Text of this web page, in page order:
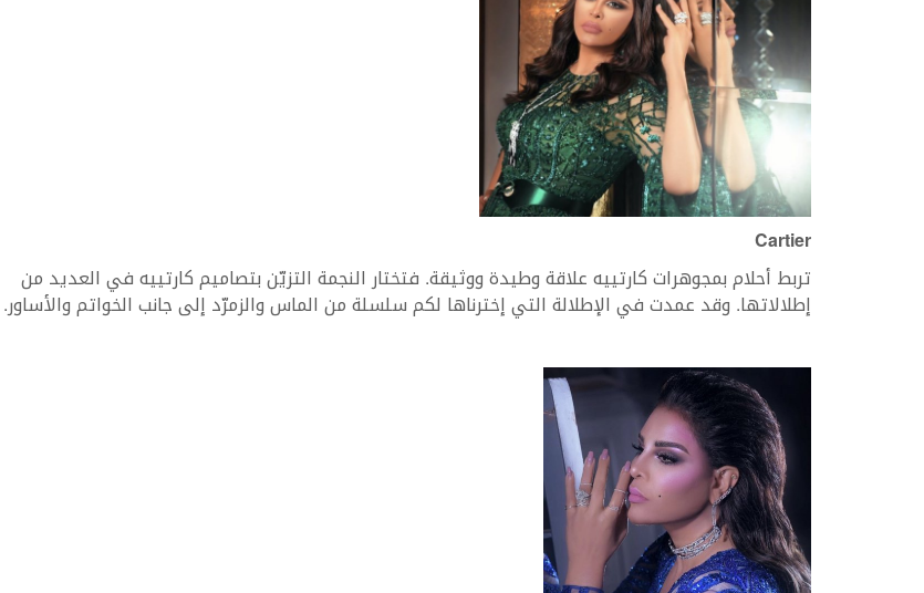
Cartier
تربط أحلام بمجوهرات كارتييه علاقة وطيدة ووثيقة. فتختار النجمة التزيّن بتصاميم كارتييه في العديد من
إطلالاتها. وقد عمدت في الإطلالة التي إخترناها لكم سلسلة من الماس والزمرّد إلى جانب الخواتم والأساور.